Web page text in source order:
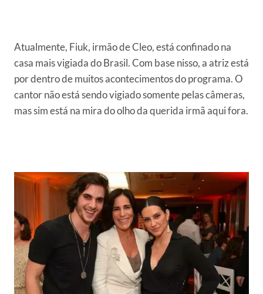
Atualmente, Fiuk, irmão de Cleo, está confinado na
casa mais vigiada do Brasil. Com base nisso, a atriz está
por dentro de muitos acontecimentos do programa. O
cantor não está sendo vigiado somente pelas câmeras,
mas sim está na mira do olho da querida irmã aqui fora.